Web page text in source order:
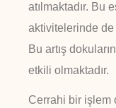
atılmaktadır. Bu
aktivitelerinde de
Bu artış
etkili olmaktadır.
Cerrahi bir işlem